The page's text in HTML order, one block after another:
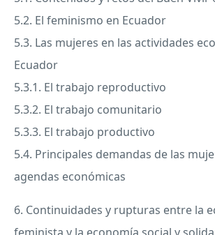
5.2. El feminismo en Ecuador
5.3. Las mujeres en las actividades
Ecuador
5.3.1. El trabajo reproductivo
5.3.2. El trabajo comunitario
5.3.3. El trabajo productivo
5.4. Principales demandas de las
agendas económicas
6. Continuidades y rupturas entre la